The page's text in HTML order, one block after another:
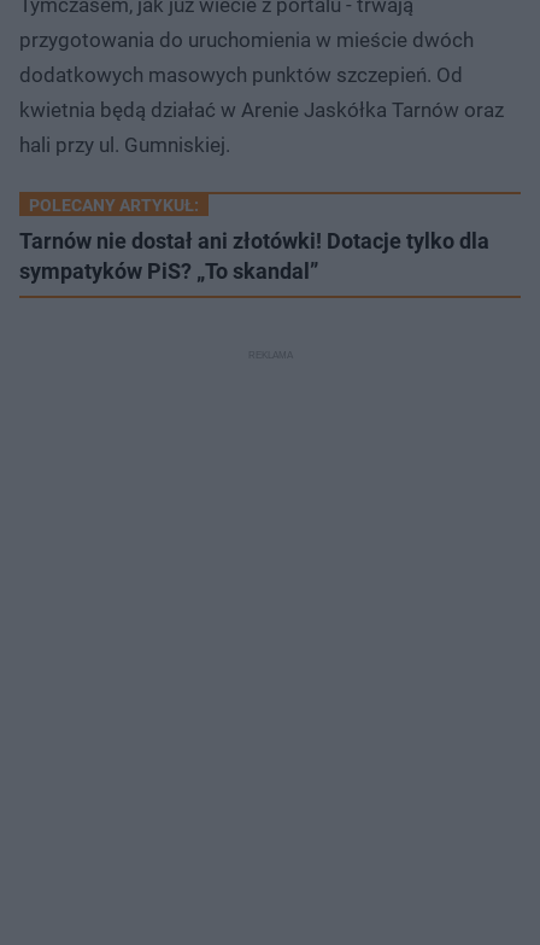
przygotowania do uruchomienia w mieście dwóch
dodatkowych masowych punktów szczepień. Od
kwietnia będą działać w Arenie Jaskółka Tarnów oraz
hali przy ul. Gumniskiej.
POLECANY ARTYKUŁ:
Tarnów nie dostał ani złotówki! Dotacje tylko dla
sympatyków PiS? „To skandal”